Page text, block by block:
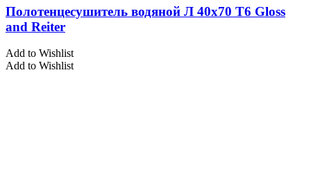
Полотенцесушитель водяной Л 40х70 Т6 Gloss
and Reiter
Add to Wishlist
Add to Wishlist